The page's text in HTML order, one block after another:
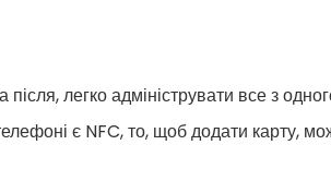
легко адмініструвати все з
є NFC, то, щоб додати карту,